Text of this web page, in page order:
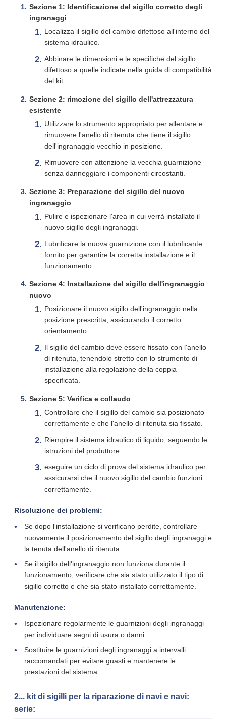
Sezione 1: Identificazione del sigillo corretto degli
ingranaggi
Localizza il sigillo del cambio difettoso all'interno del
sistema idraulico.
Abbinare le dimensioni e le specifiche del sigillo
difettoso a quelle indicate nella guida di compatibilità
del kit.
Sezione 2: rimozione del sigillo dell'attrezzatura
esistente
Utilizzare lo strumento appropriato per allentare e
rimuovere l'anello di ritenuta che tiene il sigillo
dell'ingranaggio vecchio in posizione.
Rimuovere con attenzione la vecchia guarnizione
senza danneggiare i componenti circostanti.
Sezione 3: Preparazione del sigillo del nuovo
ingranaggio
Pulire e ispezionare l'area in cui verrà installato il
nuovo sigillo degli ingranaggi.
Lubrificare la nuova guarnizione con il lubrificante
fornito per garantire la corretta installazione e il
funzionamento.
Sezione 4: Installazione del sigillo dell'ingranaggio
nuovo
Posizionare il nuovo sigillo dell'ingranaggio nella
posizione prescritta, assicurando il corretto
orientamento.
Il sigillo del cambio deve essere fissato con l'anello
di ritenuta, tenendolo stretto con lo strumento di
installazione alla regolazione della coppia
specificata.
Sezione 5: Verifica e collaudo
Controllare che il sigillo del cambio sia posizionato
correttamente e che l'anello di ritenuta sia fissato.
Riempire il sistema idraulico di liquido, seguendo le
istruzioni del produttore.
eseguire un ciclo di prova del sistema idraulico per
assicurarsi che il nuovo sigillo del cambio funzioni
correttamente.
Risoluzione dei problemi:
Se dopo l'installazione si verificano perdite, controllare
nuovamente il posizionamento del sigillo degli ingranaggi e
la tenuta dell'anello di ritenuta.
Se il sigillo dell'ingranaggio non funziona durante il
funzionamento, verificare che sia stato utilizzato il tipo di
sigillo corretto e che sia stato installato correttamente.
Manutenzione:
Ispezionare regolarmente le guarnizioni degli ingranaggi
per individuare segni di usura o danni.
Sostituire le guarnizioni degli ingranaggi a intervalli
raccomandati per evitare guasti e mantenere le
prestazioni del sistema.
2... kit di sigilli per la riparazione di navi e navi:
serie: